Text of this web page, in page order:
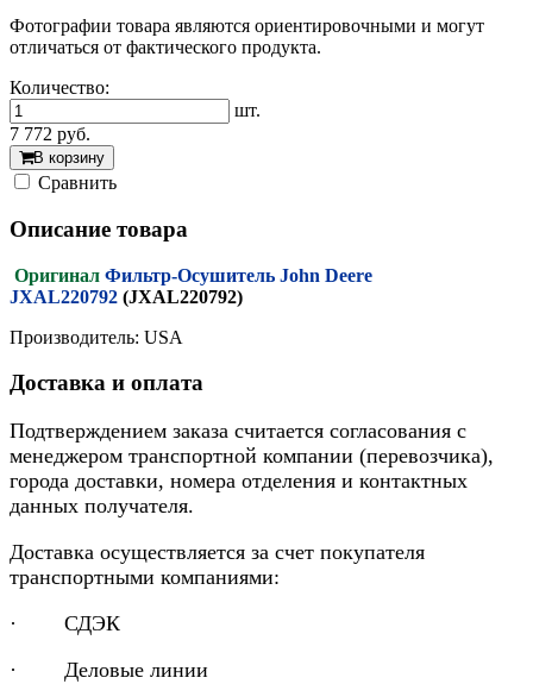
Фотографии товара являются ориентировочными и могут
отличаться от фактического продукта.
Количество:
шт.
7 772 руб.
В корзину
Cравнить
Описание товара
Оригинал Фильтр-Осушитель John Deere
JXAL220792 (JXAL220792)
Производитель: USA
Доставка и оплата
Подтверждением заказа считается согласования с
менеджером транспортной компании (перевозчика),
города доставки, номера отделения и контактных
данных получателя.
Доставка осуществляется за счет покупателя
транспортными компаниями:
· СДЭК
· Деловые линии